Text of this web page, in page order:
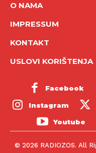
O NAMA
IMPRESSUM
KONTAKT
USLOVI KORIŠTENJA
Facebook
Instagram
Youtube
© 2026 RADIOZOS. All